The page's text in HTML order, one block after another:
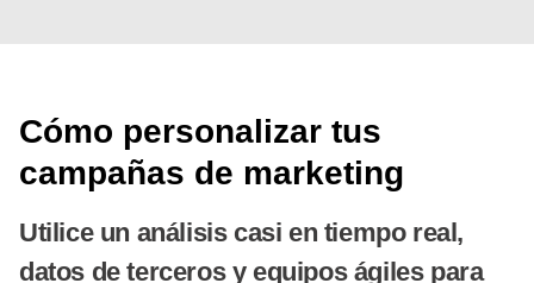
Cómo personalizar tus
campañas de marketing
Utilice un análisis casi en tiempo real,
datos de terceros y equipos ágiles para